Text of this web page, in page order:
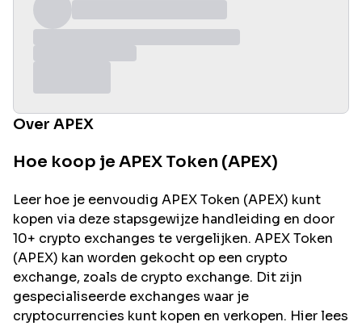
Over APEX
Hoe koop je APEX Token (APEX)
Leer hoe je eenvoudig APEXToken (APEX) kunt
kopen via deze stapsgewijze handleiding en door
10+ crypto exchanges te vergelijken. APEXToken
(APEX) kan worden gekocht op een crypto
exchange, zoals de crypto exchange. Dit zijn
gespecialiseerde exchanges waar je
cryptocurrencies kunt kopen en verkopen. Hier lees